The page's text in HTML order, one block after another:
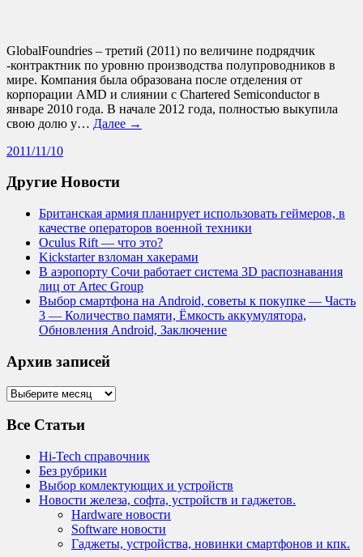
GlobalFoundries – третий (2011) по величине подрядчик
-контрактник по уровню производства полупроводников в
мире. Компания была образована после отделения от
корпорации AMD и слиянии с Chartered Semiconductor в
январе 2010 года. В начале 2012 года, полностью выкупила
свою долю у… Далее →
2011/11/10
Другие Новости
Британская армия планирует использовать геймеров, в
качестве операторов военной техники
Oculus Rift — что это?
Kickstarter взломан хакерами
В аэропорту Сочи работает система 3D распознавания
лиц от Artec Group
Выбор смартфона на Android, советы к покупке — Часть
3 — Количество памяти, Ёмкость аккумулятора,
Обновления Android, Заключение
Архив записей
Архив
Все Статьи
Hi-Tech справочник
Без рубрики
Выбор комлектующих и устройств
Новости железа, софта, устройств и гаджетов.
Hardware новости
Software новости
Гаджеты, устройства, новинки смартфонов и кпк.